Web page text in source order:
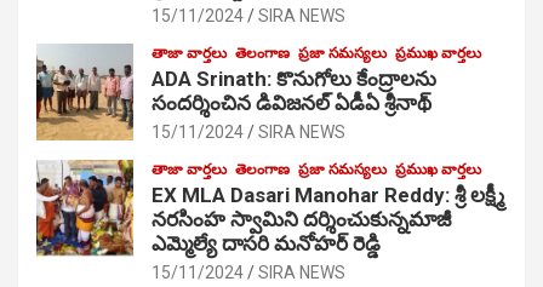
15/11/2024 SIRA NEWS
తాజా వార్తలు తెలంగాణ ప్రజా సమస్యలు ప్రముఖ వార్తలు
ADA Srinath: కొనుగోలు కేంద్రాల‌ను
సంద‌ర్శించిన డివిజనల్ ఏడీఏ శ్రీనాథ్
15/11/2024 SIRA NEWS
తాజా వార్తలు తెలంగాణ ప్రజా సమస్యలు ప్రముఖ వార్తలు
EX MLA Dasari Manohar Reddy: శ్రీ లక్ష్మీ
నరసింహ స్వామిని దర్శించుకున్నమాజీ
ఎమ్మెల్యే దాసరి మనోహర్ రెడ్డి
15/11/2024 SIRA NEWS